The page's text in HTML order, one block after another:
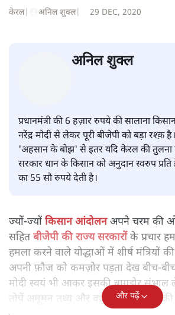
झूठ बोल रहे हैं प्रधानमंत्री?
केरल| अनिल शुक्ल | 29 DEC, 2020